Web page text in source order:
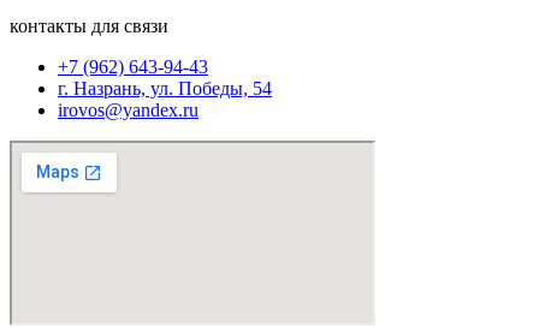
контакты для связи
+7 (962) 643-94-43
г. Назрань, ул. Победы, 54
irovos@yandex.ru